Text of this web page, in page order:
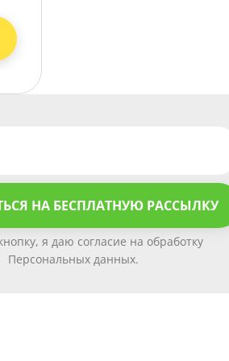
НА БЕСПЛАТНУЮ РАССЫЛКУ
я даю согласие на обработку
Персональных данных.